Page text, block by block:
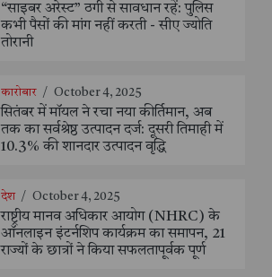
“साइबर अरेस्ट” ठगी से सावधान रहें: पुलिस
कभी पैसों की मांग नहीं करती - सीए ज्योति
तोरानी
कारोबार / October 4, 2025
सितंबर में मॉयल ने रचा नया कीर्तिमान, अब
तक का सर्वश्रेष्ठ उत्पादन दर्ज: दूसरी तिमाही में
10.3% की शानदार उत्पादन वृद्धि
देश / October 4, 2025
राष्ट्रीय मानव अधिकार आयोग (NHRC) के
ऑनलाइन इंटर्नशिप कार्यक्रम का समापन, 21
राज्यों के छात्रों ने किया सफलतापूर्वक पूर्ण